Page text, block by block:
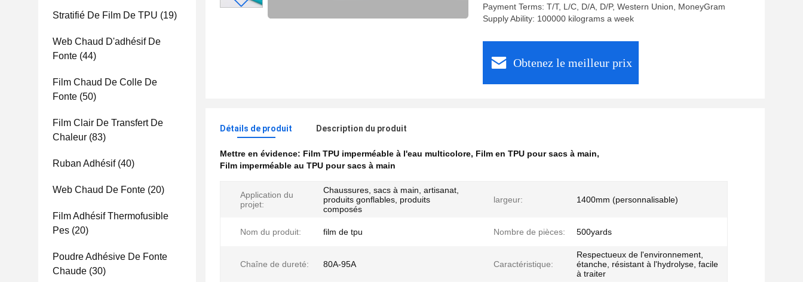
Stratifié De Film De TPU (19)
Web Chaud D'adhésif De
Fonte (44)
Film Chaud De Colle De
Fonte (50)
Film Clair De Transfert De
Chaleur (83)
Ruban Adhésif(40)
Web Chaud De Fonte (20)
Film Adhésif Thermofusible
Pes (20)
Poudre Adhésive De Fonte
Chaude (30)
Payment Terms: T/T, L/C, D/A, D/P, Western Union, MoneyGram
Supply Ability: 100000 kilograms a week
Obtenez le meilleur prix
Détails de produit Description du produit
Mettre en évidence: Film TPU imperméable à l'eau multicolore, Film en TPU pour sacs à main,
Film imperméable au TPU pour sacs à main
Application du
projet:
Chaussures, sacs à main, artisanat,
produits gonflables, produits
composés
largeur: 1400mm (personnalisable)
Nom du produit: film de tpu Nombre de pièces: 500yards
Chaîne de dureté: 80A-95A Caractéristique:
Respectueux de l'environnement,
étanche, résistant à l'hydrolyse, facile
à traiter